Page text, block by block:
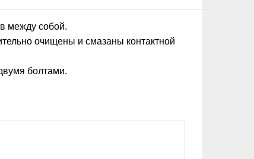
между собой.
очищены и смазаны контактной
болтами.